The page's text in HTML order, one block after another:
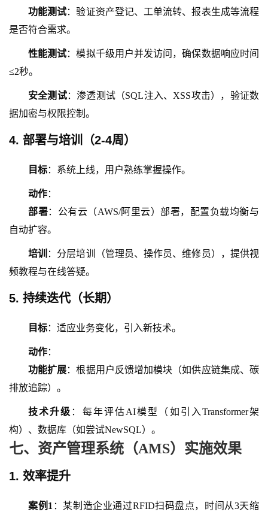
功能测试：验证资产登记、工单流转、报表生成等流程
是否符合需求。
性能测试：模拟千级用户并发访问，确保数据响应时间
≤2秒。
安全测试：渗透测试（SQL注入、XSS攻击），验证数
据加密与权限控制。
4. 部署与培训（2-4周 ）
目标：系统上线，用户熟练掌握操作。
动作：
部署：公有云（AWS/阿里云）部署，配置负载均衡与
自动扩容。
培训 ：分层培训（管理员、操作员、维修员），提供视
频教程与在线答疑。
5. 持续迭代（长期）
目标：适应业务变化，引入新技术。
动作：
功能扩展：根据用户反馈增加模块（如供应链集成、碳
排放追踪）。
技术升级 ：每年评估AI模型（如引入Transformer架
构）、数据库（如尝试NewSQL）。
七、资产管理系统（AMS）实施效果
1. 效率提升
案例 1 ：某制造企业通过RFID扫码盘点，时间从3天缩